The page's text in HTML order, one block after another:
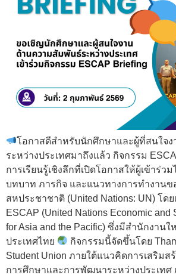
โอกาสดีสำหรับนักศึกษาและผู้ที่สนใจ
ระหว่างประเทศมาถึงแล้ว กิจกรรม
การเรียนรู้เชิงลึกที่เปิดโอกาสให้ผู้เข้าร่ว
บทบาท ภารกิจ และแนวทางการทำงานข
สหประชาชาติ (United Nations: UN) โด
ESCAP (United Nations Economic and
for Asia and the Pacific) ซึ่งมีสำนักงาน
ประเทศไทย
กิจกรรมนี้จัดขึ้นโดย
Student Union ภายใต้แนวคิดการเสริมส
การศึกษาและการพัฒนาระหว่างประเทศ